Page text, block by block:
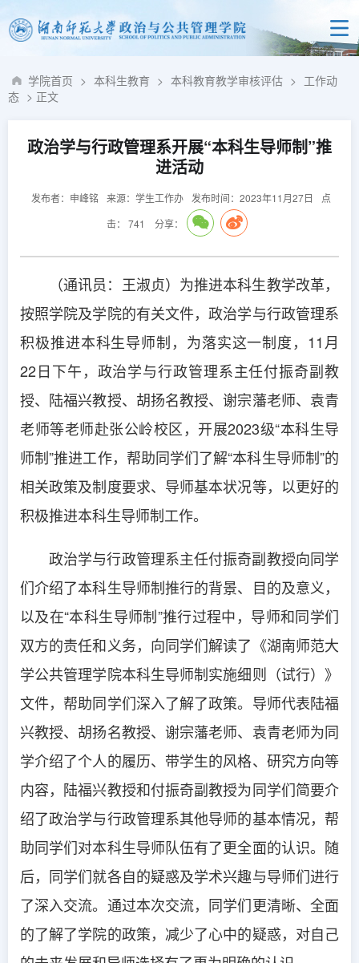
学院首页 > 本科生教育 > 本科教育教学审核评估 > 工作动
态 > 正文
政治学与行政管理系开展“本科生导师制”推
进活动
发布者：申峰铭 来源：学生工作办 发布时间：2023年11月27日
点
击：
741 分享：
（通讯员：王淑贞）为推进本科生教学改革，
按照学院及学院的有关文件，政治学与行政管理系
积极推进本科生导师制，为落实这一制度，11月
22日下午，政治学与行政管理系主任付振奇副教
授、陆福兴教授、胡扬名教授、谢宗藩老师、袁青
老师等老师赴张公岭校区，开展2023级“本科生导
师制”推进工作，帮助同学们了解“本科生导师制”的
相关政策及制度要求、导师基本状况等，以更好的
积极推进本科生导师制工作。
政治学与行政管理系主任付振奇副教授向同学
们介绍了本科生导师制推行的背景、目的及意义，
以及在“本科生导师制”推行过程中，导师和同学们
双方的责任和义务，向同学们解读了《湖南师范大
学公共管理学院本科生导师制实施细则（试行）》
文件，帮助同学们深入了解了政策。导师代表陆福
兴教授、胡扬名教授、谢宗藩老师、袁青老师为同
学介绍了个人的履历、带学生的风格、研究方向等
内容，陆福兴教授和付振奇副教授为同学们简要介
绍了政治学与行政管理系其他导师的基本情况，帮
助同学们对本科生导师队伍有了更全面的认识。随
后，同学们就各自的疑惑及学术兴趣与导师们进行
了深入交流。通过本次交流，同学们更清晰、全面
的了解了学院的政策，减少了心中的疑惑，对自己